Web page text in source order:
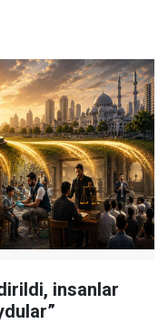
insanlar